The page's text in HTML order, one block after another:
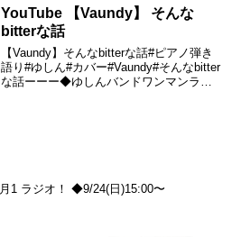
常開催！新年の乾杯をしましょう！ふ
ら...
YouTube 【Vaundy】 そんな
bitterな話
【Vaundy】そんなbitterな話#ピアノ弾き
語り#ゆしん#カバー#Vaundy#そんなbitter
な話ーーー◆ゆしんバンドワンマンライ
月1 ラジオ！ ◆9/24(日)15:00〜